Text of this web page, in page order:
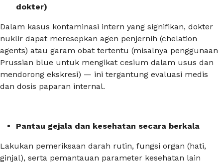
dokter)
Dalam kasus kontaminasi intern yang signifikan, dokter
nuklir dapat meresepkan agen penjernih (chelation
agents) atau garam obat tertentu (misalnya penggunaan
Prussian blue untuk mengikat cesium dalam usus dan
mendorong ekskresi) — ini tergantung evaluasi medis
dan dosis paparan internal.
Pantau gejala dan kesehatan secara berkala
Lakukan pemeriksaan darah rutin, fungsi organ (hati,
ginjal), serta pemantauan parameter kesehatan lain